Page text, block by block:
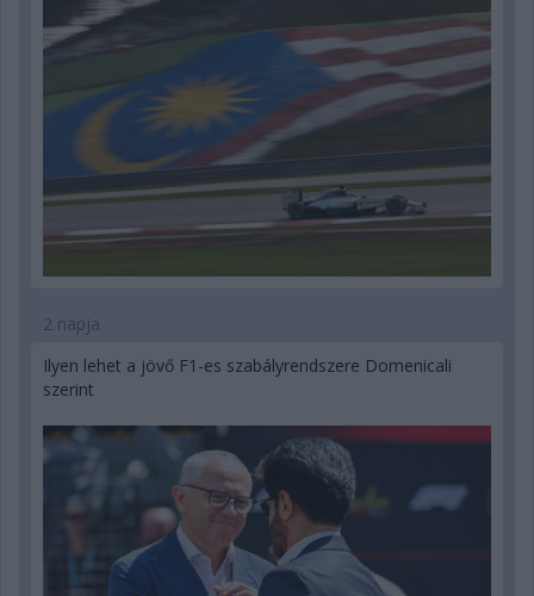
2 napja
Ilyen lehet a jövő F1-es szabályrendszere Domenicali
szerint